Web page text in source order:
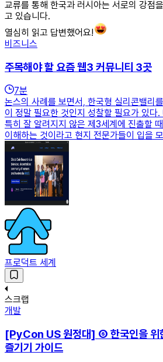
교류를 통해 한국과 러시아는 서로의 강점
고 있습니다.
열심히 읽고 답변했어요!
비즈니스
주목해야 할 요즘 웹3 커뮤니티 3곳
7분
논스의 사례를 보면서, 한국형 실리콘밸리
이 정말 필요한 것인지 성찰할 필요가 있다
특히 잘 알려지지 않은 제3세계에 진출할
이해하는 것이라고 현지 전문가들이 입을
프로덕트 세계
스크랩
개발
[PyCon US 원정대] ⑥ 한국인을
즐기기 가이드